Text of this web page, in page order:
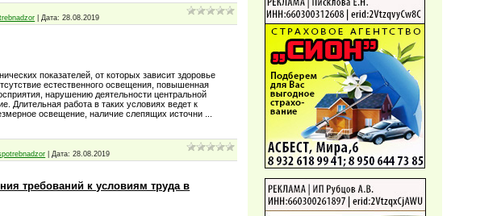
| Дата:28.08.2019
показателей, от которых зависит здоровье
естественного освещения, повышенная
нарушению деятельности центральной
Длительная работа в таких условиях ведет к
освещение, наличие слепящих источни
| Дата:28.08.2019
требований к условиям труда в